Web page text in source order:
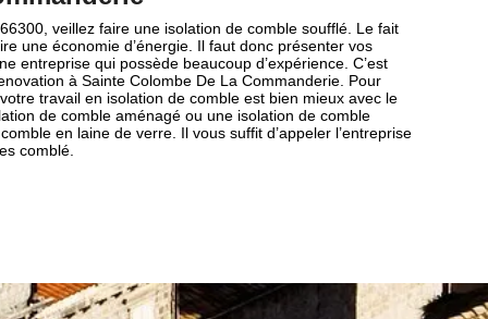
veillez faire une isolation de comble soufflé. Le fait
une économie d’énergie. Il faut donc présenter vos
entreprise qui possède beaucoup d’expérience. C’est
à Sainte Colombe De La Commanderie. Pour
travail en isolation de comble est bien mieux avec le
de comble aménagé ou une isolation de comble
en laine de verre. Il vous suffit d’appeler l’entreprise
comblé.